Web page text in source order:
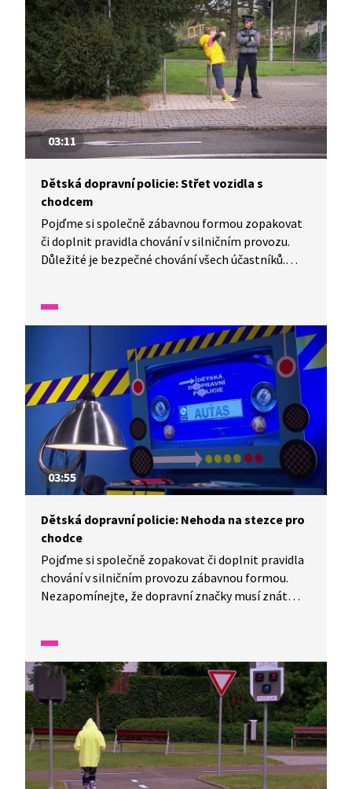
03:11
Dětská dopravní policie: Střet vozidla s
chodcem
Pojďme si společně zábavnou formou zopakovat
či doplnit pravidla chování v silničním provozu.
Důležité je bezpečné chování všech účastníků.
rozhlédnout a sledovat dění kolem sebe.
Nezapomeňte si hrát dostatečně daleko
od silnice. Dětská dopravní policie opět řeší
komplikovaný případ.
03:55
Dětská dopravní policie: Nehoda na stezce pro
chodce
Pojďme si společně zopakovat či doplnit pravidla
chování v silničním provozu zábavnou formou.
Nezapomínejte, že dopravní značky musí znát
na nejrůznějších stezkách. Jak poznáte, komu je
která určena?